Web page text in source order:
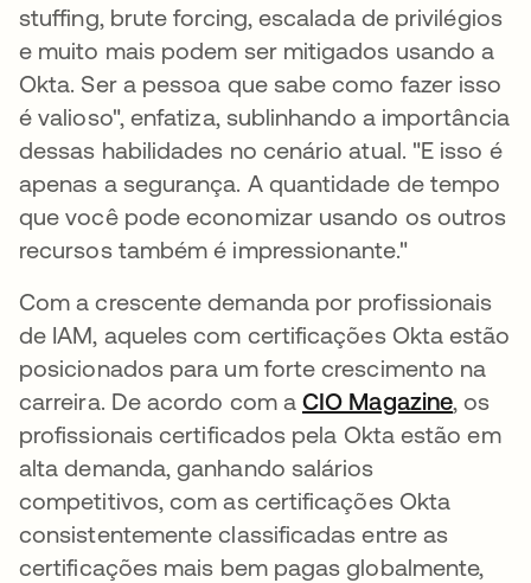
stuffing, brute forcing, escalada de privilégios
e muito mais podem ser mitigados usando a
Okta. Ser a pessoa que sabe como fazer isso
é valioso", enfatiza, sublinhando a importância
dessas habilidades no cenário atual. "E isso é
apenas a segurança. A quantidade de tempo
que você pode economizar usando os outros
recursos também é impressionante."
Com a crescente demanda por profissionais
de IAM, aqueles com certificações Okta estão
posicionados para um forte crescimento na
carreira. De acordo com aCIO Magazineabre
, os
profissionais certificados pela Okta estão em
alta demanda, ganhando salários
competitivos, com as certificações Okta
consistentemente classificadas entre as
certificações mais bem pagas globalmente,